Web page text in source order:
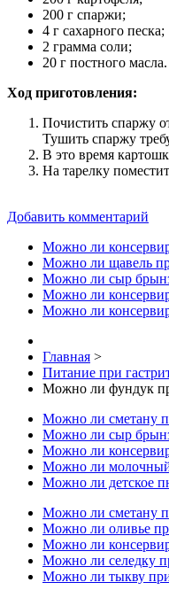
200 г спаржи;
4 г сахарного песка;
2 грамма соли;
20 г постного масла.
Ход приготовления:
Почистить спаржу
Тушить спаржу
В это время
На тарелку
Добавить комментарий
Можно ли
Можно ли щавель
Можно ли сыр
Можно ли
Можно ли
Главная >
Питание при
Можно ли фундук
Можно ли сметану
Можно ли сыр
Можно ли
Можно ли молочный
Можно ли детское
Можно ли сметану
Можно ли оливье
Можно ли
Можно ли селедку
Можно ли тыкву при